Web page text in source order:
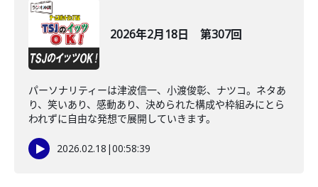
2026年2月18日 第307回
パーソナリティーは津波信一、小渡俊彰、ナツコ。ネタあ
り、笑いあり、感動あり、決められた構成や枠組みにとら
われずに自由な発想で展開していきます。
2026.02.18 |00:58:39